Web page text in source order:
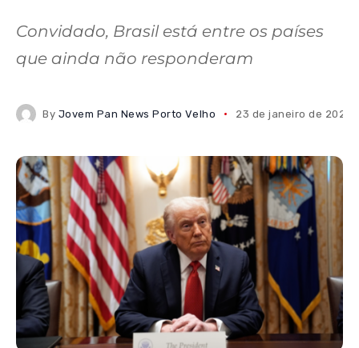
Convidado, Brasil está entre os países
que ainda não responderam
By Jovem Pan News Porto Velho 23 de janeiro de 2026